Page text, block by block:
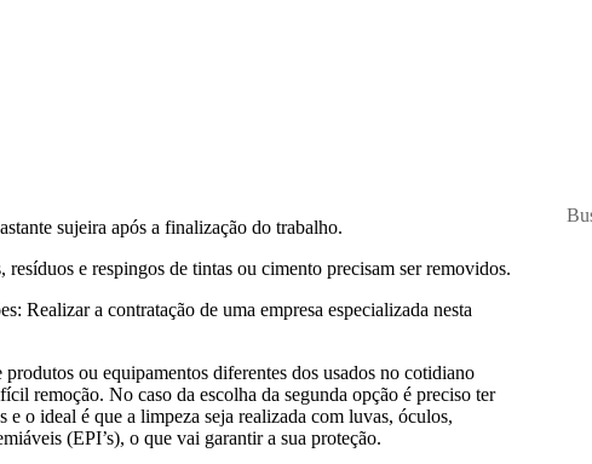
sujeira após a finalização do trabalho.
e respingos de tintas ou cimento precisam ser removidos.
Realizar a contratação de uma empresa especializada nesta
ou equipamentos diferentes dos usados no cotidiano
remoção. No caso da escolha da segunda opção é preciso ter
o ideal é que a limpeza seja realizada com luvas, óculos,
(EPI’s), o que vai garantir a sua proteção.